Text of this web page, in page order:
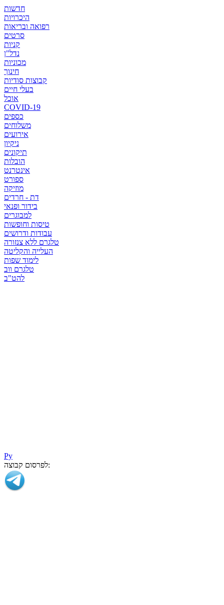
חדשות
היכרויות
רפואה ובריאות
סרטים
קניות
נדל"ן
מכוניות
חינוך
קבוצות סודיות
בעלי חיים
אוכל
COVID-19
כספים
משלוחים
אירועים
ניקיון
תיקונים
הובלות
אינטרנט
ספורט
מוזיקה
דת - חרדים
בידור ופנאי
למבוגרים
טיסות וחופשות
עבודות ודרושים
טלגרם ללא צנזורה
העלייה והקליטה
לימוד שפות
טלגרם ווב
להט"ב
Ру
לפרסום קבוצה: